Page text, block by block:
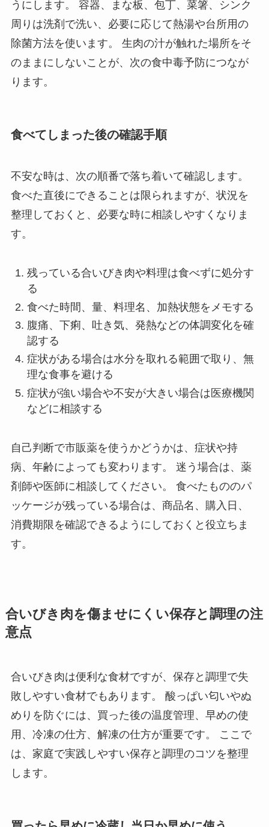
うにします。 容器、まな板、包丁、菜箸、シンク
周りは洗剤で洗い、必要に応じて熱湯や台所用の
除菌方法を使います。 生肉の汁が触れた場所をそ
のままにしないことが、次の食中毒予防につなが
ります。
食べてしまった後の確認手順
不安な時は、次の順番で落ち着いて確認します。
食べた直後にできることは限られますが、状況を
整理しておくと、必要な時に相談しやすくなりま
す。
残っている合いびき肉や料理は食べずに処分す
る
食べた時間、量、料理名、加熱状態をメモする
腹痛、下痢、吐き気、発熱などの体調変化を確
認する
症状がある場合は水分を取れる範囲で取り、無
理な食事を避ける
症状が強い場合や不安が大きい場合は医療機関
などに相談する
自己判断で市販薬を使うかどうかは、症状や持
病、年齢によっても変わります。 迷う場合は、薬
剤師や医師に相談してください。 食べたもののパ
ッケージが残っている場合は、商品名、購入日、
消費期限を確認できるようにしておくと役立ちま
す。
合いびき肉を傷ませにくい保存と調理の注
意点
合いびき肉は便利な食材ですが、保存と調理で失
敗しやすい食材でもあります。 酸っぱい匂いやぬ
めりを防ぐには、買った後の温度管理、早めの使
用、冷凍の仕方、解凍の仕方が重要です。 ここで
は、家庭で実践しやすい保存と調理のコツを整理
します。